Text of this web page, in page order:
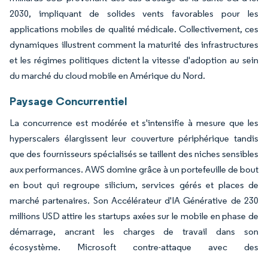
2030, impliquant de solides vents favorables pour les
applications mobiles de qualité médicale. Collectivement, ces
dynamiques illustrent comment la maturité des infrastructures
et les régimes politiques dictent la vitesse d'adoption au sein
du marché du cloud mobile en Amérique du Nord.
Paysage Concurrentiel
La concurrence est modérée et s'intensifie à mesure que les
hyperscalers élargissent leur couverture périphérique tandis
que des fournisseurs spécialisés se taillent des niches sensibles
aux performances. AWS domine grâce à un portefeuille de bout
en bout qui regroupe silicium, services gérés et places de
marché partenaires. Son Accélérateur d'IA Générative de 230
millions USD attire les startups axées sur le mobile en phase de
démarrage, ancrant les charges de travail dans son
écosystème. Microsoft contre-attaque avec des